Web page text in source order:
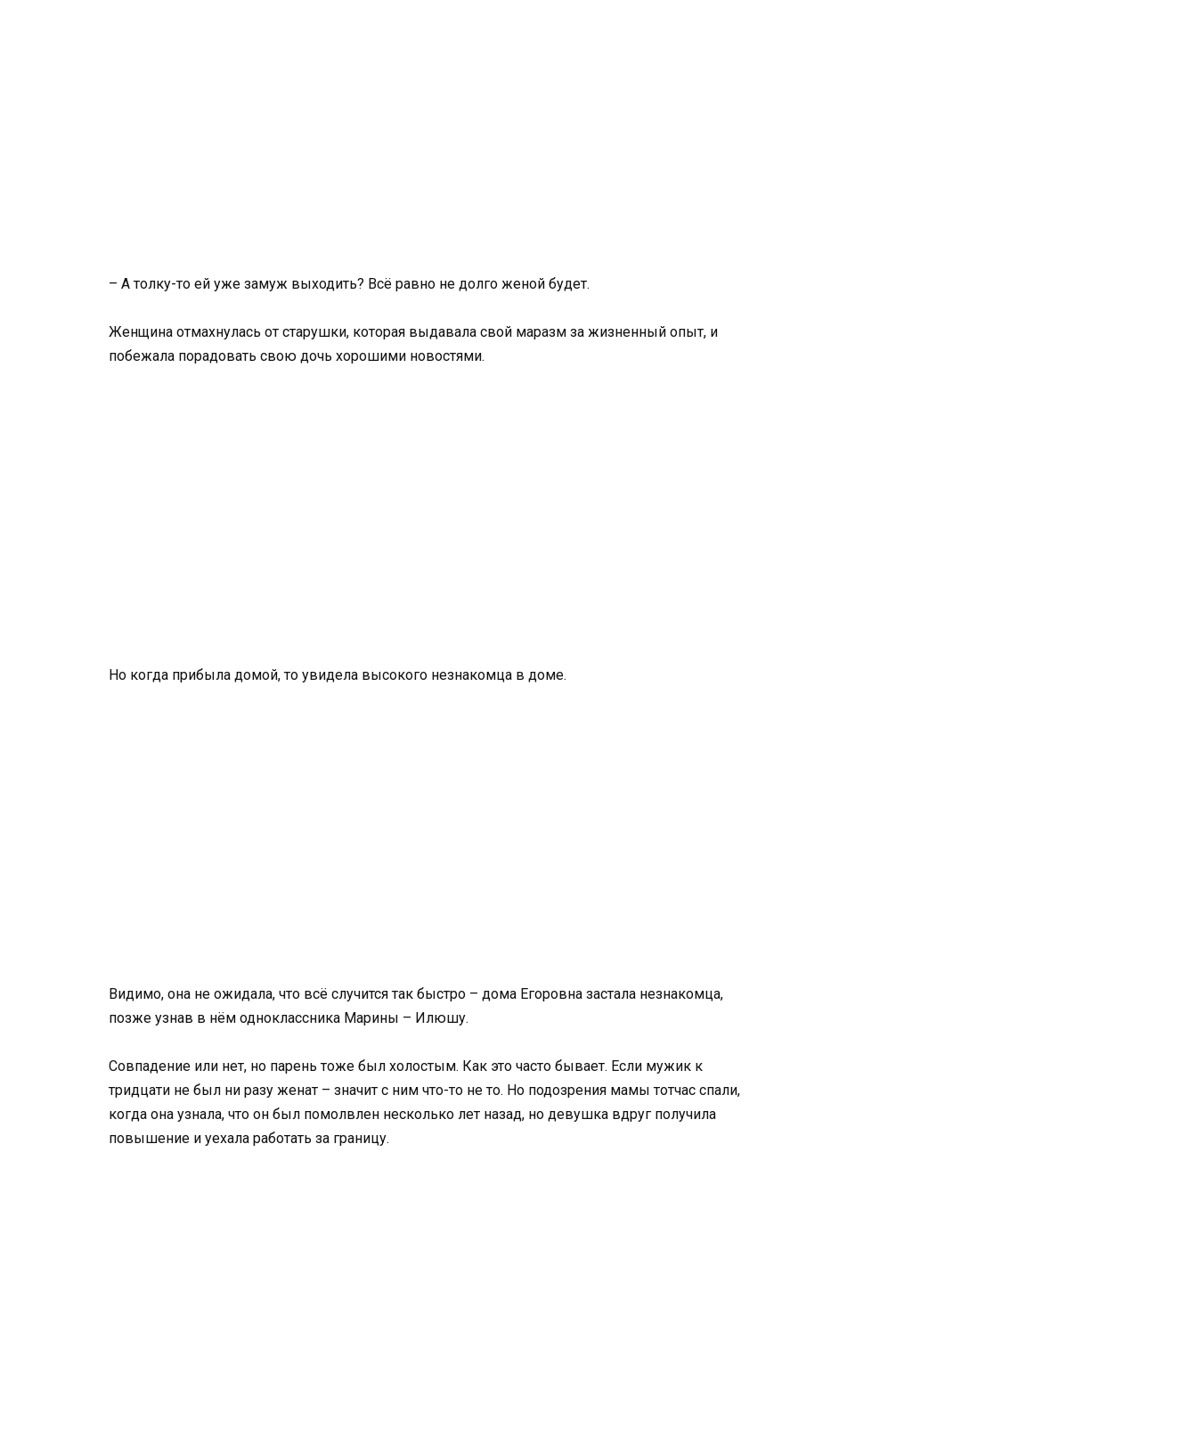
– А толку-то ей уже замуж выходить? Всё равно не долго женой будет.
Женщина отмахнулась от старушки, которая выдавала свой маразм за жизненный опыт, и
побежала порадовать свою дочь хорошими новостями.
Но когда прибыла домой, то увидела высокого незнакомца в доме.
Видимо, она не ожидала, что всё случится так быстро – дома Егоровна застала незнакомца,
позже узнав в нём одноклассника Марины – Илюшу.
Совпадение или нет, но парень тоже был холостым. Как это часто бывает. Если мужик к
тридцати не был ни разу женат – значит с ним что-то не то. Но подозрения мамы тотчас спали,
когда она узнала, что он был помолвлен несколько лет назад, но девушка вдруг получила
повышение и уехала работать за границу.